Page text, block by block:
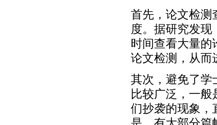
首先，论文检测
度。据研究发
时间查看大量的
论文检测，从而
其次，避免了学
比较广泛，一
们抄袭的现象，